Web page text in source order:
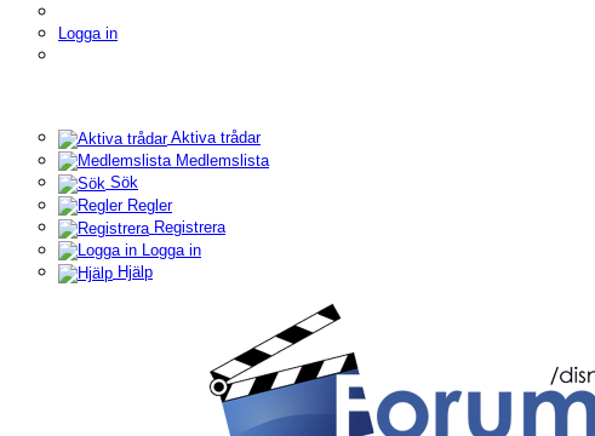
Logga in
Aktiva trådar
Medlemslista
Sök
Regler
Registrera
Logga in
Hjälp